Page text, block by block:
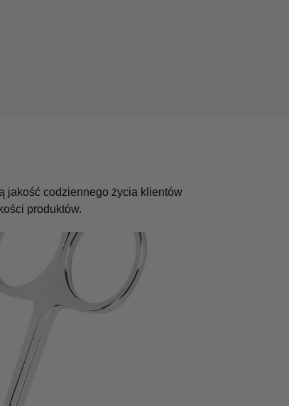
jakość codziennego życia klientów
produktów.